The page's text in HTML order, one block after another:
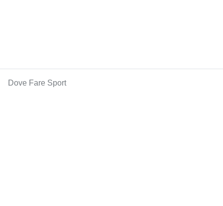
Dove Fare Sport